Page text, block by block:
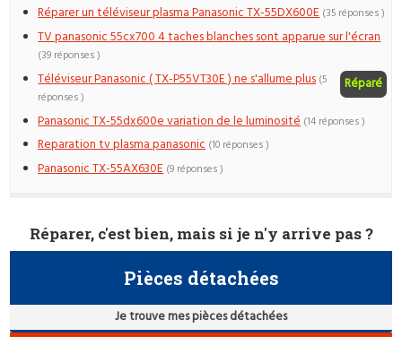
Réparer un téléviseur plasma Panasonic TX-55DX600E (35 réponses )
TV panasonic 55cx700 4 taches blanches sont apparue sur l'écran
(39 réponses )
Téléviseur Panasonic ( TX-P55VT30E ) ne s'allume plus Réparé
(5
réponses )
Panasonic TX-55dx600e variation de le luminosité (14 réponses )
Reparation tv plasma panasonic (10 réponses )
Panasonic TX-55AX630E (9 réponses )
Réparer, c'est bien, mais si je n'y arrive pas ?
Pièces détachées
Je trouve mes pièces détachées